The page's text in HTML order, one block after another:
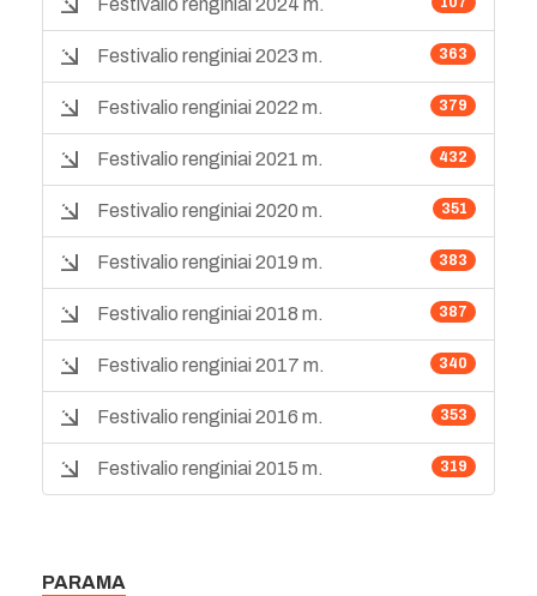
Festivalio renginiai 2024 m.
363
Festivalio renginiai 2023 m.
379
Festivalio renginiai 2022 m.
432
Festivalio renginiai 2021 m.
351
Festivalio renginiai 2020 m.
383
Festivalio renginiai 2019 m.
387
Festivalio renginiai 2018 m.
340
Festivalio renginiai 2017 m.
353
Festivalio renginiai 2016 m.
319
Festivalio renginiai 2015 m.
PARAMA